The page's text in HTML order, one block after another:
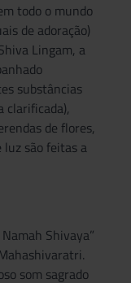
todo o mundo
de adoração)
Lingam, a
substâncias
clarificada),
de flores,
são feitas a
Shivaya”
som sagrado